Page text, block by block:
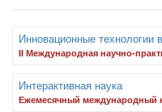
Инновационные технологии
II Международная научно-
Интерактивная наука
Ежемесячный международный